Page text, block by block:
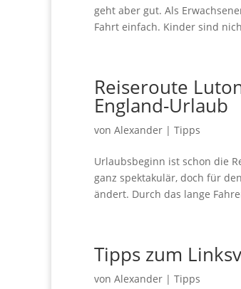
geht aber gut. Als
Fahrt einfach. Kinder sind
Reiseroute
England-Urlaub
von Alexander | Tipps
Urlaubsbeginn ist schon die
ganz spektakulär, doch für
ändert. Durch das lange
Tipps zum
von Alexander | Tipps